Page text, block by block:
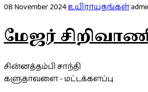
08 November 2024உயிராயுதங்கள்
மேஜர்
சின்னத்தம்பி சாந்தி
களுதாவளை - மட்டக்களப்பு